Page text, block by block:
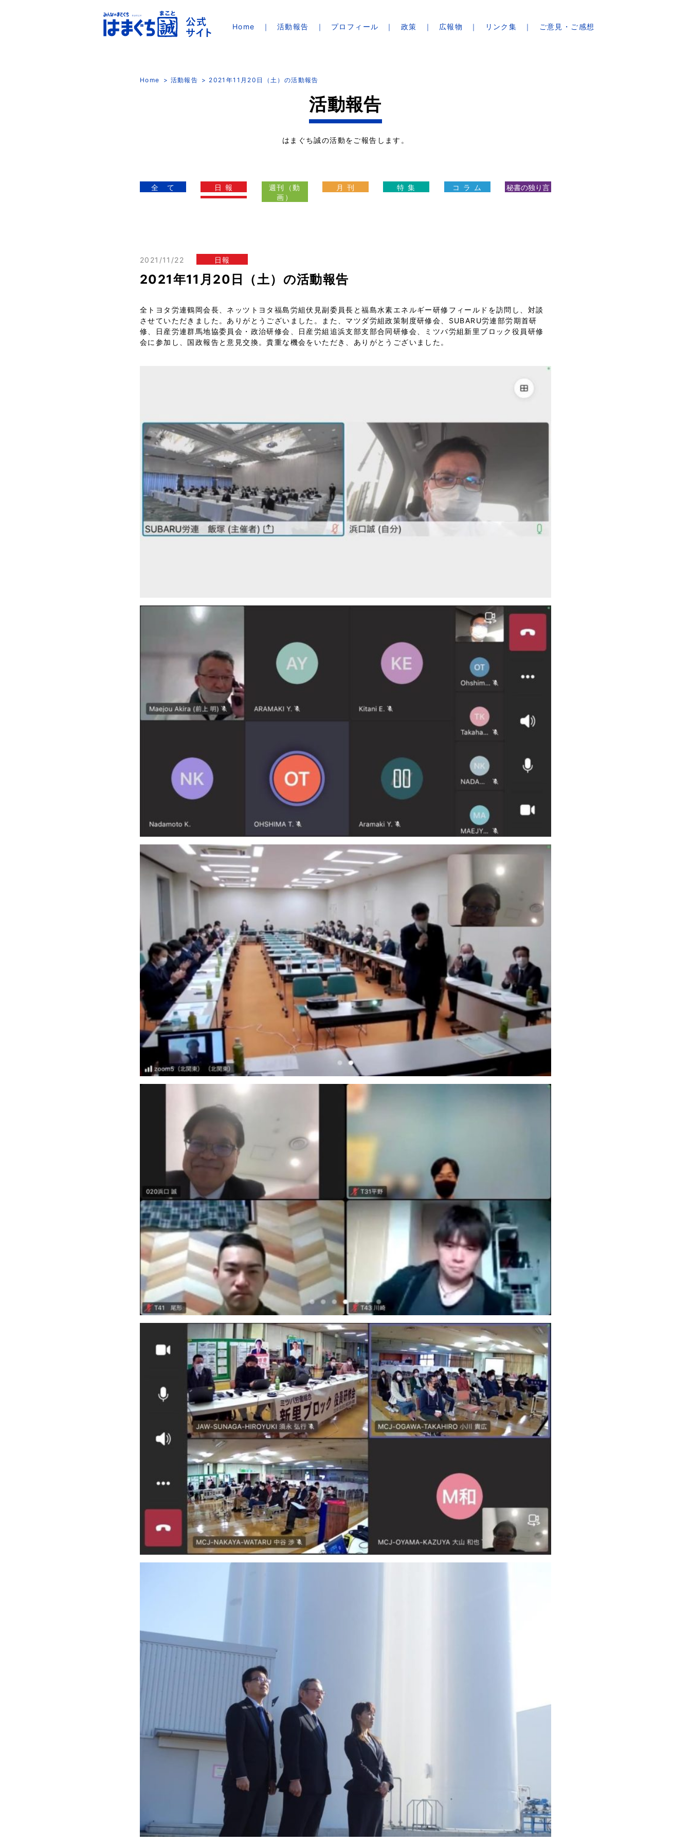
Home 活動報告 プロフィール 政策 広報物 リンク集 ご意見・ご感想
Home 活動報告 2021年11月20日（土）の活動報告
活動報告
はまぐち誠の活動をご報告します。
全 て 日 報
週刊（動
画）
月 刊 特 集 コ ラ ム 秘書の独り言
2021/11/22 日報
2021年11月20日（土）の活動報告
全トヨタ労連鶴岡会長、ネッツトヨタ福島労組伏見副委員長と福島水素エネルギー研修フィールドを訪問し、対談
させていただきました。ありがとうございました。また、マツダ労組政策制度研修会、SUBARU労連部労期首研
修、日産労連群馬地協委員会・政治研修会、日産労組追浜支部支部合同研修会、ミツバ労組新里ブロック役員研修
会に参加し、国政報告と意見交換。貴重な機会をいただき、ありがとうございました。